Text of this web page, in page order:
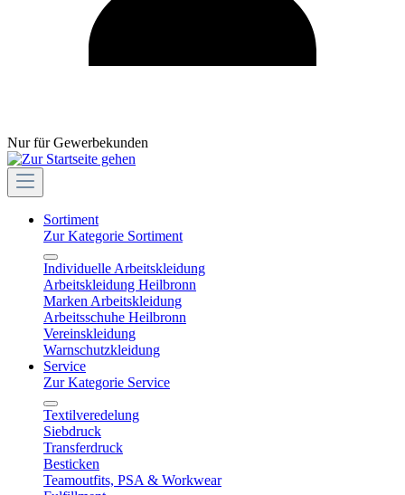
Nur für Gewerbekunden
Sortiment
Zur Kategorie Sortiment
Individuelle Arbeitskleidung
Arbeitskleidung Heilbronn
Marken Arbeitskleidung
Arbeitsschuhe Heilbronn
Vereinskleidung
Warnschutzkleidung
Service
Zur Kategorie Service
Textilveredelung
Siebdruck
Transferdruck
Besticken
Teamoutfits, PSA & Workwear